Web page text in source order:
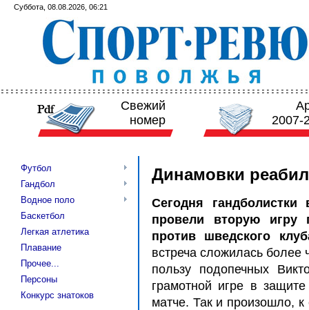
Суббота, 08.08.2026, 06:21
Свежий
номер
2007-
Футбол
Гандбол
Водное поло
Баскетбол
Легкая атлетика
Плавание
Прочее...
Персоны
Конкурс знатоков
Динамовки
Сегодня
провели вторую игру
против шведского
встреча сложилась
пользу подопечных
грамотной игре в
матче. Так и произошло,